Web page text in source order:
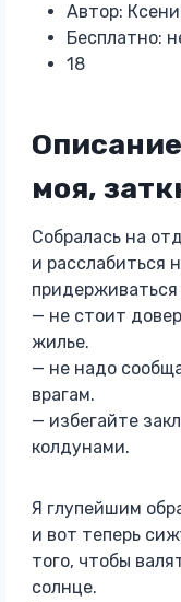
Автор:
Бесплатно:
18
моя,
Собралась на
и расслабиться
придерживаться
— не стоит
жилье.
— не надо
врагам.
— избегайте
колдунами.
Я глупейшим
и вот теперь
того, чтобы
солнце.